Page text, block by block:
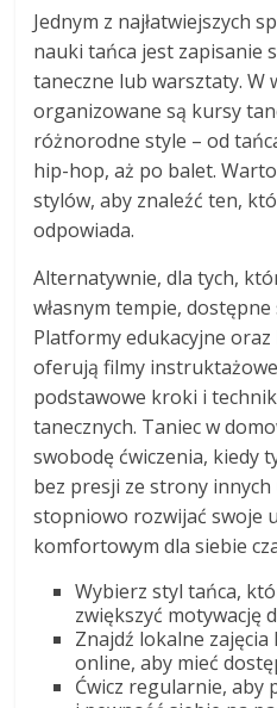
Jednym z najłatwiejszych
nauki tańca jest zapisanie
taneczne lub warsztaty. W
organizowane są kursy
różnorodne style – od
hip-hop, aż po balet.
stylów, aby znaleźć ten,
odpowiada.
Alternatywnie, dla tych,
własnym tempie,
Platformy edukacyjne oraz
oferują filmy
podstawowe kroki i
tanecznych. Taniec w
swobodę ćwiczenia, kiedy
bez presji ze strony
stopniowo rozwijać swoje
komfortowym dla siebie
Wybierz styl tańca,
zwiększyć motywację
Znajdź lokalne
online, aby mieć
Ćwicz regularnie, aby